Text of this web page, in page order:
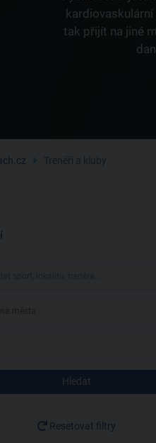
tak přijít na jiné
Trenéři a kluby
Hledat
Resetovat filtry